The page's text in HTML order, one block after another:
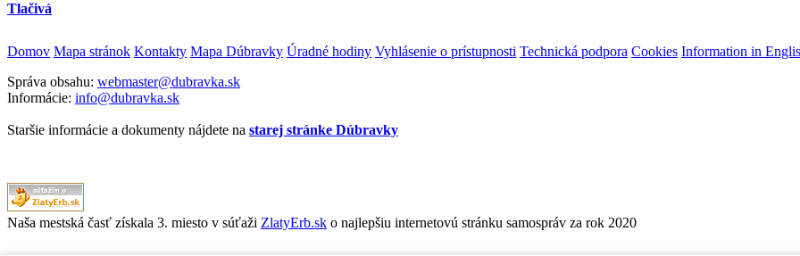
Tlačivá
Domov Mapa stránok Kontakty Mapa Dúbravky Úradné hodiny Vyhlásenie o prístupnosti Technická podpora Cookies Information in
Správa obsahu: webmaster@dubravka.sk
Informácie: info@dubravka.sk
Staršie informácie a dokumenty nájdete na starej stránke Dúbravky
Naša mestská časť získala 3. miesto v súťaži ZlatyErb.sk o najlepšiu internetovú stránku samospráv za rok 2020